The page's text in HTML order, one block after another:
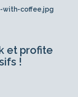
with-coffee.jpg
et profite
!